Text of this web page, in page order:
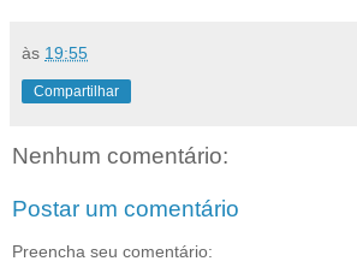
às 19:55
Compartilhar
Nenhum comentário:
Postar um comentário
Preencha seu comentário: